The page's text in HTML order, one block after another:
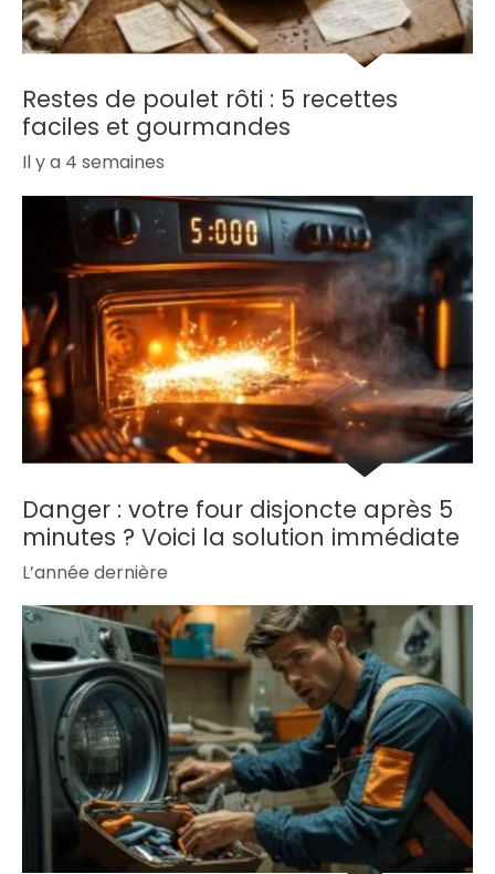
Restes de poulet rôti : 5 recettes
faciles et gourmandes
Il y a 4 semaines
Danger : votre four disjoncte après 5
minutes ? Voici la solution immédiate
L’année dernière